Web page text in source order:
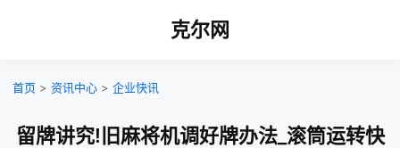
克尔网
首页 > 资讯中心 > 企业快讯
留牌讲究!旧麻将机调好牌办法_滚筒运转快